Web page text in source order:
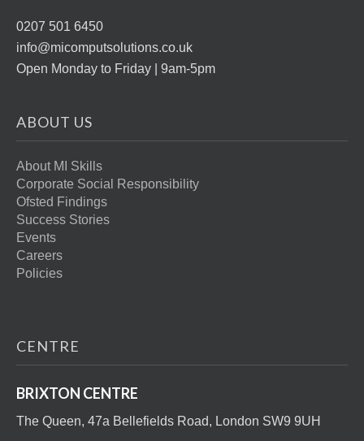
0207 501 6450
info@micomputsolutions.co.uk
Open Monday to Friday | 9am-5pm
ABOUT US
About MI Skills
Corporate Social Responsibility
Ofsted Findings
Success Stories
Events
Careers
Policies
CENTRE
BRIXTON CENTRE
The Queen, 47a Bellefields Road, London SW9 9UH